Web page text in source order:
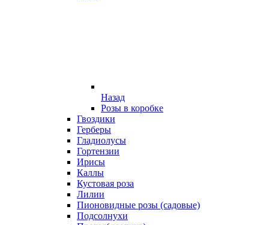
Назад
Розы в коробке
Гвоздики
Герберы
Гладиолусы
Гортензии
Ирисы
Каллы
Кустовая роза
Лилии
Пионовидные розы (садовые)
Подсолнухи